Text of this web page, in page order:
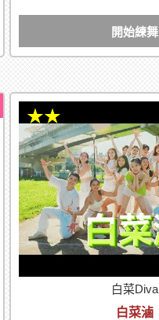
開始練舞
白菜Diva
白菜滷
★★